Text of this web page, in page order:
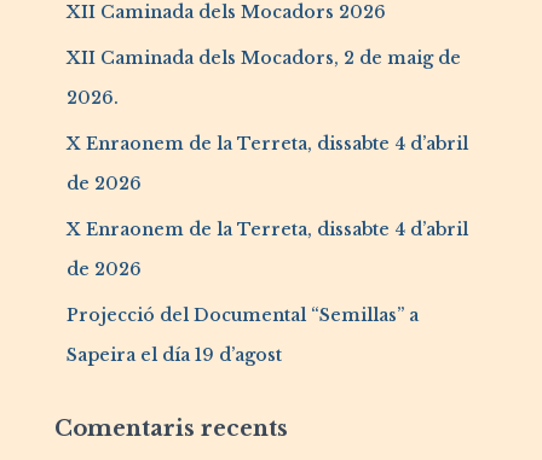
XII Caminada dels Mocadors 2026
XII Caminada dels Mocadors, 2 de maig de
2026.
X Enraonem de la Terreta, dissabte 4 d’abril
de 2026
X Enraonem de la Terreta, dissabte 4 d’abril
de 2026
Projecció del Documental “Semillas” a
Sapeira el día 19 d’agost
Comentaris recents